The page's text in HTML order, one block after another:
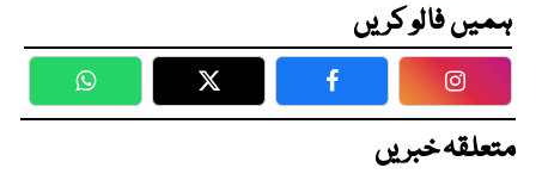
ہمیں فالو کریں
WhatsApp Twitter Facebook
متعلقہ خبریں